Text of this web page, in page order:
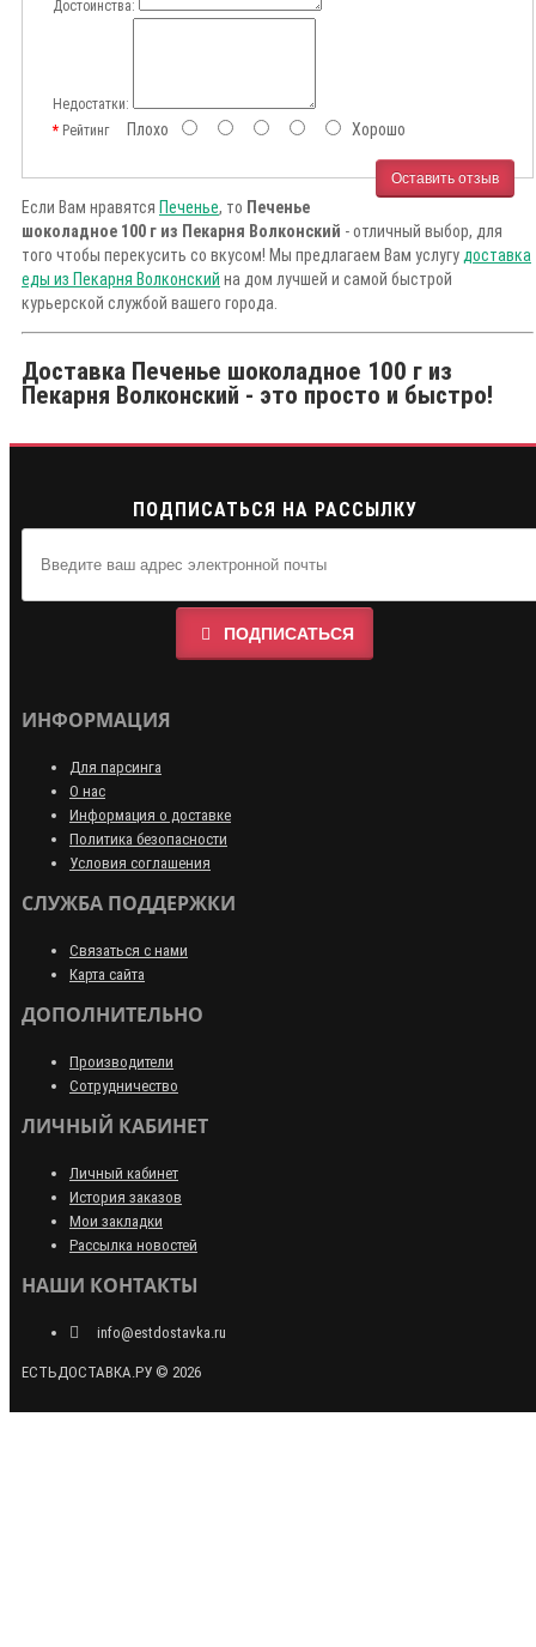
Достоинства:
Недостатки:
РейтингПлохо Хорошо
Оставить отзыв
Если Вам нравятся Печенье, то Печенье
шоколадное 100 г из Пекарня Волконский - отличный выбор, для
того чтобы перекусить со вкусом! Мы предлагаем Вам услугу доставка
еды из Пекарня Волконский на дом лучшей и самой быстрой
курьерской службой вашего города.
Доставка Печенье шоколадное 100 г из
Пекарня Волконский - это просто и быстро!
ПОДПИСАТЬСЯ НА РАССЫЛКУ
ПОДПИСАТЬСЯ
ИНФОРМАЦИЯ
Для парсинга
О нас
Информация о доставке
Политика безопасности
Условия соглашения
СЛУЖБА ПОДДЕРЖКИ
Связаться с нами
Карта сайта
ДОПОЛНИТЕЛЬНО
Производители
Сотрудничество
ЛИЧНЫЙ КАБИНЕТ
Личный кабинет
История заказов
Мои закладки
Рассылка новостей
НАШИ КОНТАКТЫ
info@estdostavka.ru
ЕСТЬДОСТАВКА.РУ © 2026